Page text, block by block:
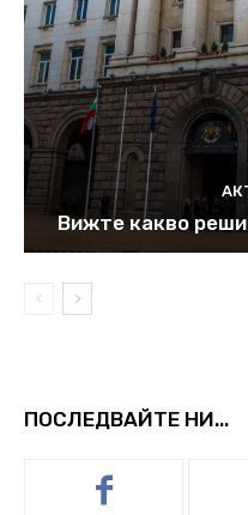
Вижте какво
ПОСЛЕДВАЙТЕ НИ...